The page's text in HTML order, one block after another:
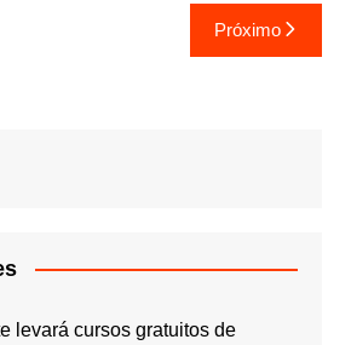
Próximo
levará cursos gratuitos de